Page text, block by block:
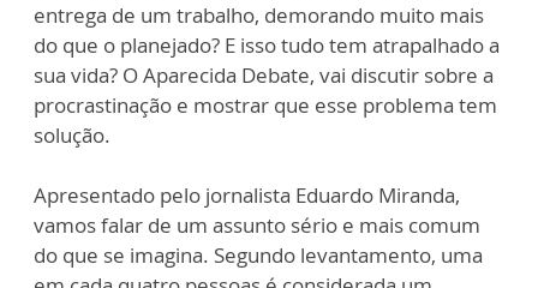
entrega de um trabalho, demorando muito mais
do que o planejado? E isso tudo tem atrapalhado a
sua vida? O Aparecida Debate, vai discutir sobre a
procrastinação e mostrar que esse problema tem
solução.
Apresentado pelo jornalista Eduardo Miranda,
vamos falar de um assunto sério e mais comum
do que se imagina. Segundo levantamento, uma